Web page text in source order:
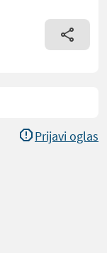
Prijavi oglas